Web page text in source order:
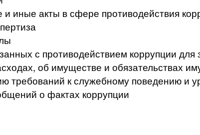
иные акты в сфере противодействия
с противодействием коррупции для
об имуществе и обязательствах
требований к служебному поведению и
о фактах коррупции